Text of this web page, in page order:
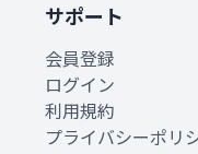
サポート
会員登録
ログイン
利用規約
プライバシーポリ